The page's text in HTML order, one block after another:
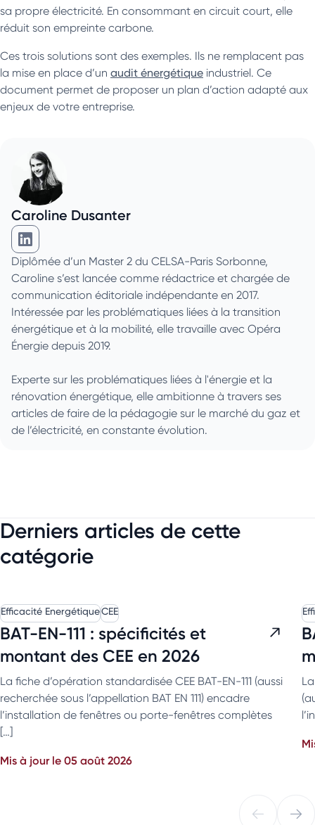
sa propre électricité. En consommant en circuit court, elle
réduit son empreinte carbone.
Ces trois solutions sont des exemples. Ils ne remplacent pas
la mise en place d’un audit énergétique industriel. Ce
document permet de proposer un plan d’action adapté aux
enjeux de votre entreprise.
Caroline Dusanter
Caroline Dusanter sur Linkedin
Diplômée d’un Master 2 du CELSA-Paris Sorbonne,
Caroline s’est lancée comme rédactrice et chargée de
communication éditoriale indépendante en 2017.
Intéressée par les problématiques liées à la transition
énergétique et à la mobilité, elle travaille avec Opéra
Énergie depuis 2019.
Experte sur les problématiques liées à l'énergie et la
rénovation énergétique, elle ambitionne à travers ses
articles de faire de la pédagogie sur le marché du gaz et
de l’électricité, en constante évolution.
Derniers articles de cette
catégorie
Efficacité EnergétiqueCEE
BAT-EN-111 : spécificités et
montant des CEE en 2026
La fiche d’opération standardisée CEE BAT-EN-111 (aussi
recherchée sous l’appellation BAT EN 111) encadre
l’installation de fenêtres ou porte-fenêtres complètes
[…]
Mis à jour le 05 août 2026